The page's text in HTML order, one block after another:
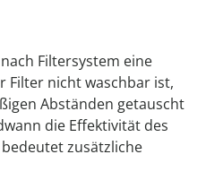
Filtersystem eine
Filter nicht waschbar ist,
Abständen getauscht
die Effektivität des
zusätzliche